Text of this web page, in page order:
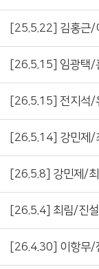
[25.5.22] 김홍근/
[26.5.15] 임광택/
[26.5.15] 전지석/
[26.5.14] 강민제/
[26.5.8] 강민제/
[26.5.4] 최림/진
[26.4.30] 이항무/